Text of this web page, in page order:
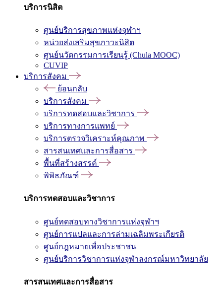
บริการนิสิต
ศูนย์บริการสุขภาพแห่งจุฬาฯ
หน่วยส่งเสริมสุขภาวะนิสิต
ศูนย์นวัตกรรมการเรียนรู้ (Chula MOOC)
CUVIP
บริการสังคม
ย้อนกลับ
บริการสังคม
บริการทดสอบและวิชาการ
บริการทางการแพทย์
บริการตรวจวิเคราะห์คุณภาพ
สารสนเทศและการสื่อสาร
พื้นที่สร้างสรรค์
พิพิธภัณฑ์
บริการทดสอบและวิชาการ
ศูนย์ทดสอบทางวิชาการแห่งจุฬาฯ
ศูนย์การแปลและการล่ามเฉลิมพระเกียรติ
ศูนย์กฎหมายเพื่อประชาชน
ศูนย์บริการวิชาการแห่งจุฬาลงกรณ์มหาวิทยาลัย
สารสนเทศและการสื่อสาร